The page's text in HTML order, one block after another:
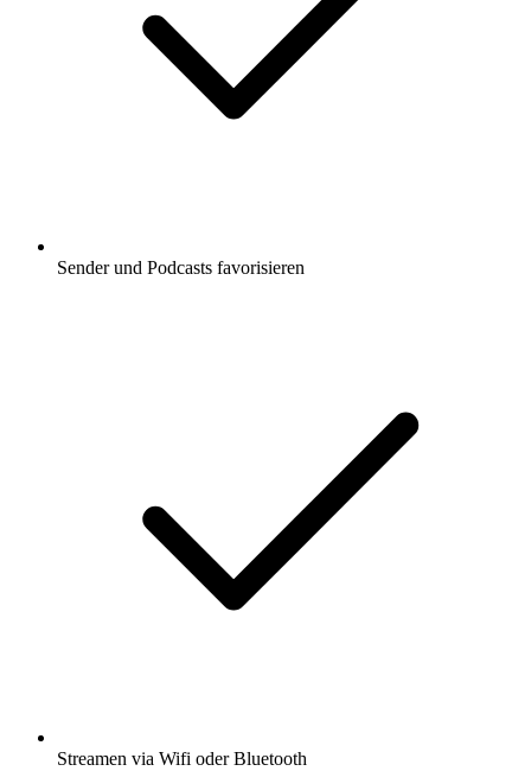
Sender und Podcasts favorisieren
Streamen via Wifi oder Bluetooth